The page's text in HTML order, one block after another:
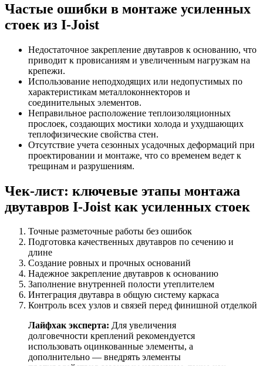
Частые ошибки в монтаже усиленных
стоек из I-Joist
Недостаточное закрепление двутавров к основанию, что
приводит к провисаниям и увеличенным нагрузкам на
крепежи.
Использование неподходящих или недопустимых по
характеристикам металлоконнекторов и
соединительных элементов.
Неправильное расположение теплоизоляционных
прослоек, создающих мостики холода и ухудшающих
теплофизические свойства стен.
Отсутствие учета сезонных усадочных деформаций при
проектировании и монтаже, что со временем ведет к
трещинам и разрушениям.
Чек-лист: ключевые этапы монтажа
двутавров I-Joist как усиленных стоек
Точные разметочные работы без ошибок
Подготовка качественных двутавров по сечению и
длине
Создание ровных и прочных оснований
Надежное закрепление двутавров к основанию
Заполнение внутренней полости утеплителем
Интеграция двутавра в общую систему каркаса
Контроль всех узлов и связей перед финишной отделкой
Лайфхак эксперта: Для увеличения
долговечности креплений рекомендуется
использовать оцинкованные элементы, а
дополнительно — внедрять элементы